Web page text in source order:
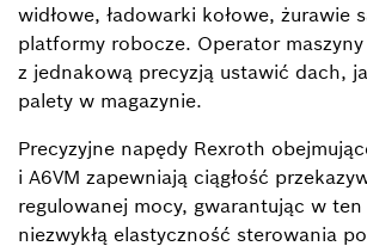
widłowe, ładowarki kołowe, żurawie
platformy robocze. Operator
z jednakową precyzją ustawić dach,
palety w magazynie.
Precyzyjne napędy Rexroth
i A6VM zapewniają ciągłość
regulowanej mocy, gwarantując w
niezwykłą elastyczność sterowania